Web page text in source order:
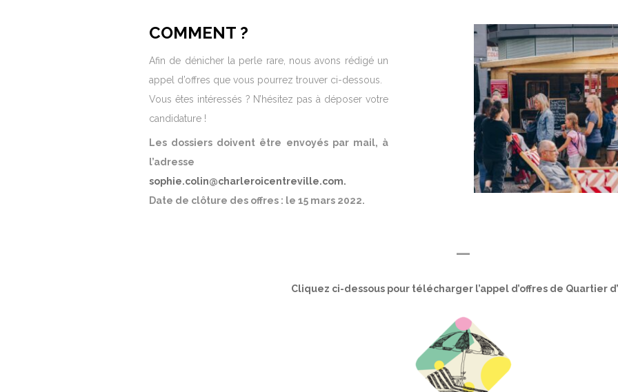
COMMENT ?
Afin de dénicher la perle rare, nous avons rédigé un
appel d’offres que vous pourrez trouver ci-dessous.
Vous êtes intéressés ? N’hésitez pas à déposer votre
candidature !
Les dossiers doivent être envoyés par mail, à
l’adresse
sophie.colin@charleroicentreville.com.
Date de clôture des offres : le 15 mars 2022.
—
Cliquez ci-dessous pour télécharger l’appel d’offres de Quartier